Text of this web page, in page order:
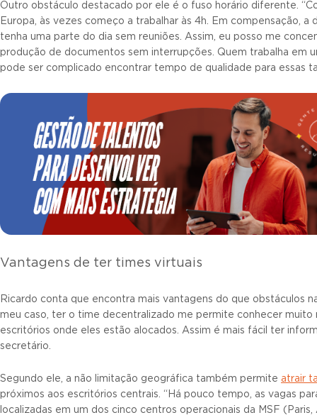
Outro obstáculo destacado por ele é o fuso horário diferente.
Europa, às vezes começo a trabalhar às 4h. Em compensação,
tenha uma parte do dia sem reuniões. Assim, eu posso me
produção de documentos sem interrupções. Quem trabalha em
pode ser complicado encontrar tempo de qualidade para essas
Vantagens de ter times virtuais
Ricardo conta que encontra mais vantagens do que obstáculos
meu caso, ter o time decentralizado me permite conhecer muito
escritórios onde eles estão alocados. Assim é mais fácil ter
secretário.
Segundo ele, a não limitação geográfica também permite atrair
próximos aos escritórios centrais. “Há pouco tempo, as vagas
localizadas em um dos cinco centros operacionais da MSF